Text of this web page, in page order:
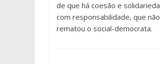
de que há coesão e
com responsabilidade, que
rematou o social-democrata.